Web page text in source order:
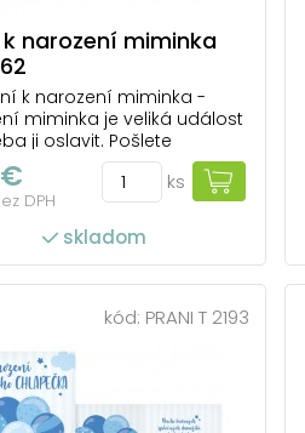
narození miminka
k narození miminka -
miminka je veliká událost
ji oslavit. Pošlete
mamince a tatínkovi
které je zajisté potěší,
jim bude připomínat
narození jejich miminka.
přání se zobrazí 3D
Přání je baleno v sá...
DPH
ks
skladom
kód: PRANI T 2193